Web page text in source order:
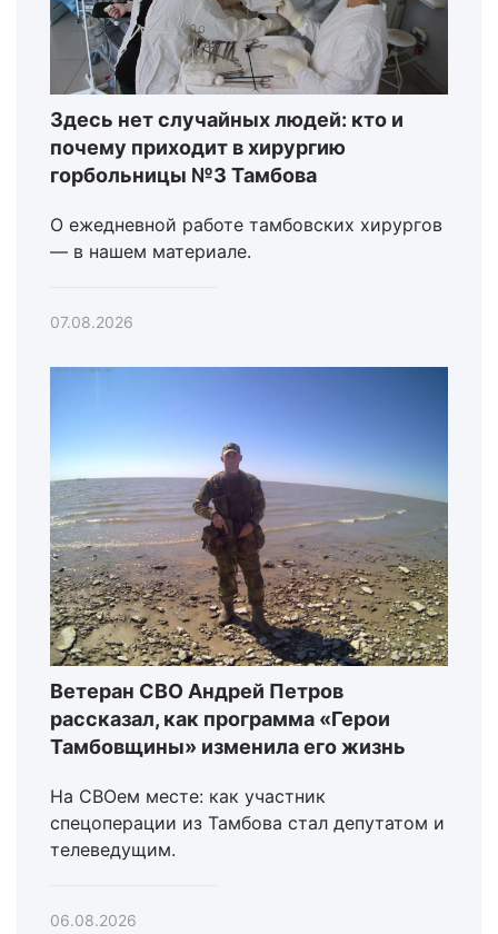
Здесь нет случайных людей: кто и
почему приходит в хирургию
горбольницы №3 Тамбова
О ежедневной работе тамбовских хирургов
— в нашем материале.
07.08.2026
Ветеран СВО Андрей Петров
рассказал, как программа «Герои
Тамбовщины» изменила его жизнь
На СВОем месте: как участник
спецоперации из Тамбова стал депутатом и
телеведущим.
06.08.2026